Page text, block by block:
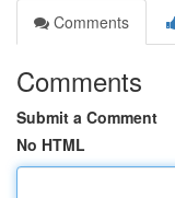
Comments
Comments
Submit a Comment
No HTML